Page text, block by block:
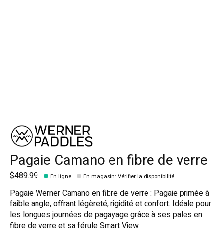
Pagaie Camano en fibre de verre
$489.99 En ligne En magasin:Vérifier la disponibilité
Pagaie Werner Camano en fibre de verre : Pagaie primée à
faible angle, offrant légèreté, rigidité et confort. Idéale pour
les longues journées de pagayage grâce à ses pales en
fibre de verre et sa férule Smart View.